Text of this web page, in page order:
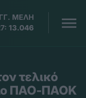
ΜΕΛΗ
13.046
τελικό
ΠΑΟ-ΠΑΟΚ